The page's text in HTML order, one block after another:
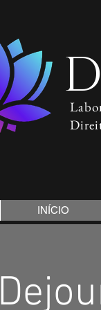
INÍCIO